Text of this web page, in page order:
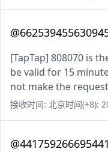
[TapTap] 808070 is
be valid for 15
not make the
接收时间: 北京时间(+8):